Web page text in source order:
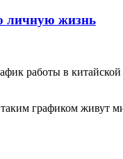
личную жизнь
работы в
графиком живут